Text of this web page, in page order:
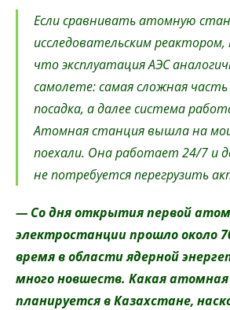
Если сравнивать атомную
исследовательским
что эксплуатация АЭС
самолете: самая сложная
посадка, а далее система
Атомная станция вышла на
поехали. Она работает 24/7 и
не потребуется перегрузить
— Со дня открытия первой
электростанции прошло около
время в области ядерной
много новшеств. Какая
планируется в Казахстане,